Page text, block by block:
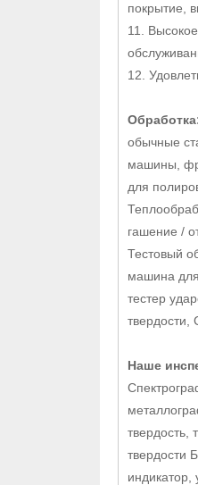
покрытие,
11.
12.
обычные
машины,
для
гашение /
Тестовый
машина
тестер
твердости,
Наше
твердость,
твердости